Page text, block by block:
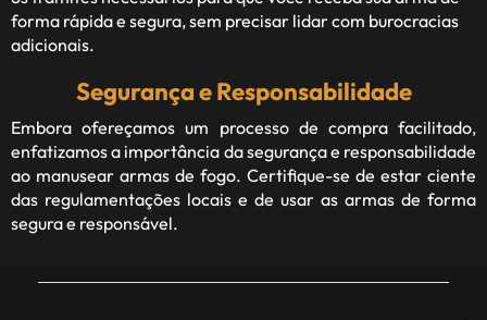
forma rápida e segura, sem precisar lidar com burocracias
adicionais.
Segurança e Responsabilidade
Embora ofereçamos um processo de compra facilitado,
enfatizamos a importância da segurança e responsabilidade
ao manusear armas de fogo. Certifique-se de estar ciente
das regulamentações locais e de usar as armas de forma
segura e responsável.